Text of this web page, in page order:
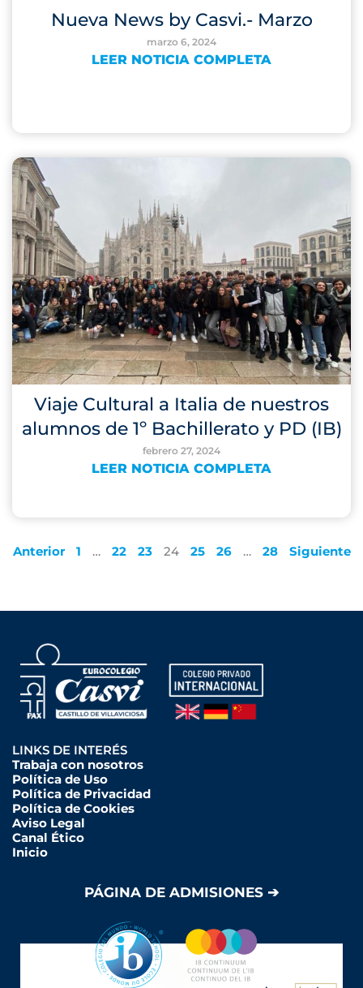
Nueva News by Casvi.- Marzo
marzo 6, 2024
LEER NOTICIA COMPLETA
Viaje Cultural a Italia de nuestros
alumnos de 1º Bachillerato y PD (IB)
febrero 27, 2024
LEER NOTICIA COMPLETA
Anterior 1 … 22 23 24 25 26 … 28 Siguiente
LINKS DE INTERÉS
Trabaja con nosotros
Política de Uso
Política de Privacidad
Política de Cookies
Aviso Legal
Canal Ético
Inicio
PÁGINA DE ADMISIONES ➔